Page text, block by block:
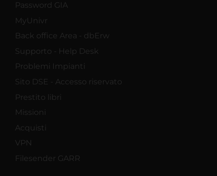
Password GIA
MyUnivr
Back office Area - dbErw
Supporto - Help Desk
Problemi Impianti
Sito DSE - Accesso riservato
Prestito libri
Missioni
Acquisti
VPN
Filesender GARR